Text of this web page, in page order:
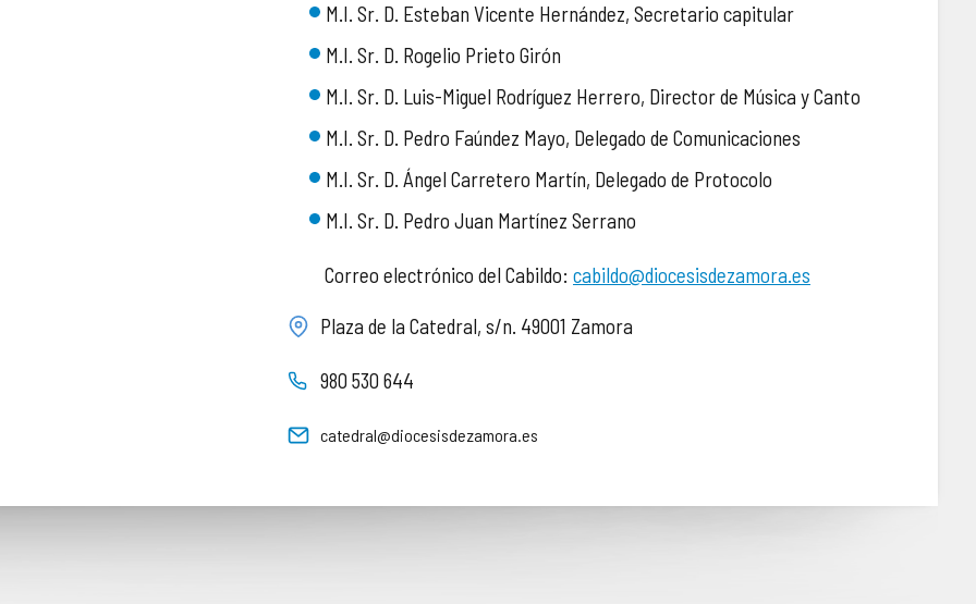
M.I. Sr. D. Esteban Vicente Hernández, Secretario capitular
M.I. Sr. D. Rogelio Prieto Girón
M.I. Sr. D. Luis-Miguel Rodríguez Herrero, Director de Música y Canto
M.I. Sr. D. Pedro Faúndez Mayo, Delegado de Comunicaciones
M.I. Sr. D. Ángel Carretero Martín, Delegado de Protocolo
M.I. Sr. D. Pedro Juan Martínez Serrano
Correo electrónico del Cabildo: cabildo@diocesisdezamora.es
Plaza de la Catedral, s/n. 49001 Zamora
980 530 644
catedral@diocesisdezamora.es